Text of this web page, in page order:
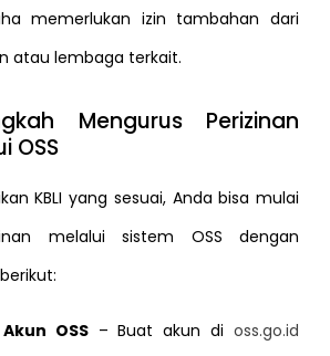
memerlukan izin tambahan dari
atau lembaga terkait.
Mengurus Perizinan
OSS
KBLI yang sesuai, Anda bisa mulai
melalui sistem OSS dengan
OSS– Buat akun dioss.go.id